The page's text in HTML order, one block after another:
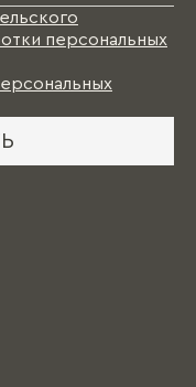
персональных